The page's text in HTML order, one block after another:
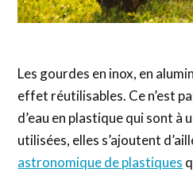
Les gourdes en inox, en
effet réutilisables. Ce n’est
d’eau en plastique qui sont à
utilisées, elles s’ajoutent
astronomique de plastiques